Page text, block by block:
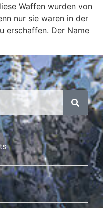
Waffen wurden von
nur sie waren in der
erschaffen. Der Name